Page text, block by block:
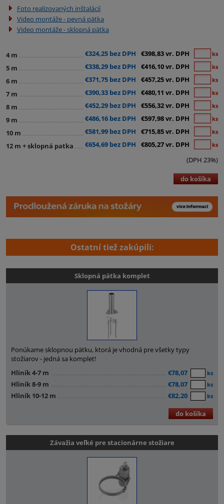
Foto realizovaných inštalácií
Video montáže - pevná pätka
Video montáže - sklopná pätka
4 m €324,25 bez DPH €398,83 vr. DPH ks
5 m €338,29 bez DPH €416,10 vr. DPH ks
6 m €371,75 bez DPH €457,25 vr. DPH ks
7 m €390,33 bez DPH €480,11 vr. DPH ks
8 m €452,29 bez DPH €556,32 vr. DPH ks
9 m €486,16 bez DPH €597,98 vr. DPH ks
10 m €581,99 bez DPH €715,85 vr. DPH ks
12 m + sklopná patka €654,69 bez DPH €805,27 vr. DPH ks
(DPH 23%)
do košíka
Ostatní tiež zakúpili:
Sklopná pätka komplet
Ponúkame sklopnou pätku, ktorá je vhodná pre všetky typy
stožiarov - jedná sa komplet!
Hliník 4-7 m
€78,07 ks
Hliník 8-9 m €78,07 ks
Hliník 10-12 m €82,20 ks
do košíka
Závažia veľké pre stacionárne stožiare